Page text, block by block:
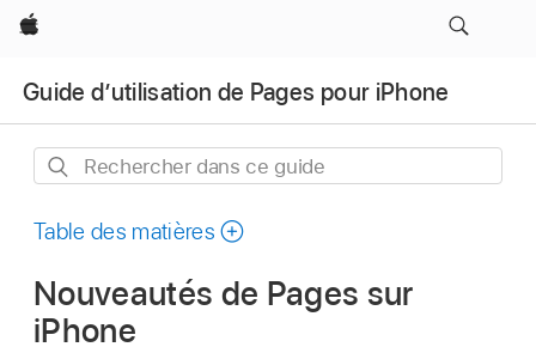
Apple
Guide d’utilisation de Pages pour iPhone
Rechercher
ce
Table des matières
Nouveautés de Pages sur
iPhone